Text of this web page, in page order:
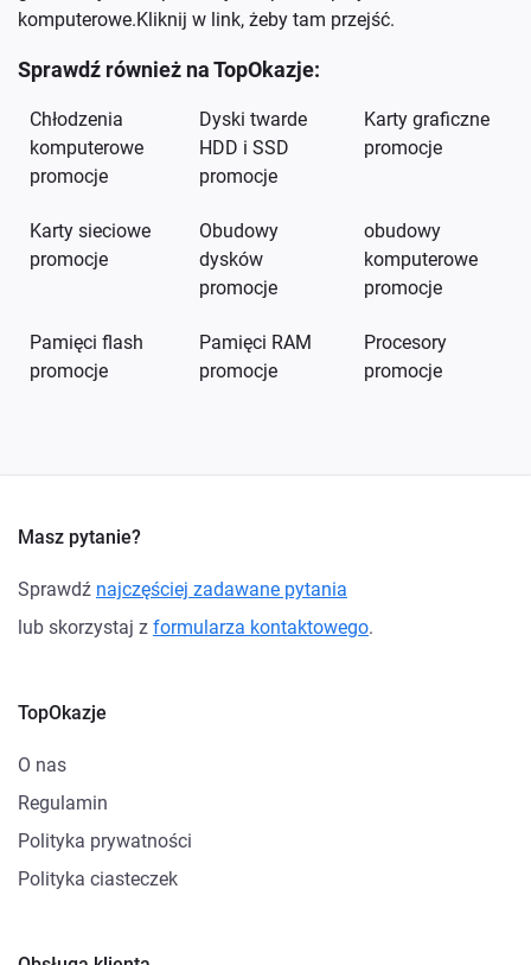
komputerowe.Kliknij w link, żeby tam przejść.
Sprawdź również na TopOkazje:
Chłodzenia
komputerowe
promocje
Dyski twarde
HDD i SSD
promocje
Karty graficzne
promocje
Karty sieciowe
promocje
Obudowy
dysków
promocje
obudowy
komputerowe
promocje
Pamięci flash
promocje
Pamięci RAM
promocje
Procesory
promocje
Masz pytanie?
Sprawdź najczęściej zadawane pytania
lub skorzystaj z formularza kontaktowego.
TopOkazje
O nas
Regulamin
Polityka prywatności
Polityka ciasteczek